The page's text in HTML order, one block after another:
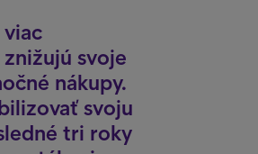
svoje
nákupy.
svoju
tri roky